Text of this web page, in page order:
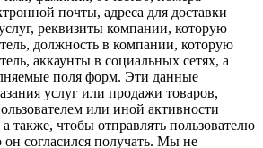
почты, адреса для доставки
реквизиты компании, которую
должность в компании, которую
аккаунты в социальных сетях, а
поля форм. Эти данные
услуг или продажи товаров,
или иной активности
а также, чтобы отправлять пользователю
согласился получать. Мы не